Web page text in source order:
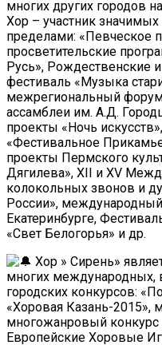
многих других городов
Хор – участник
пределами: «Певческое
просветительские
Русь», Рождественские
фестиваль «Музыка
межрегиональный
ассамблеи им. А.Д.
проекты «Ночь
«Фестивальное
проекты Пермского
Дягилева», XII и XV
колокольных звонов и
России»,
Екатеринбурге,
«Свет Белогорья» и др.
Хор » Сирень»
многих международных,
городских конкурсов:
«Хоровая Казань-2015»,
многожанровый
Европейские Хоровые